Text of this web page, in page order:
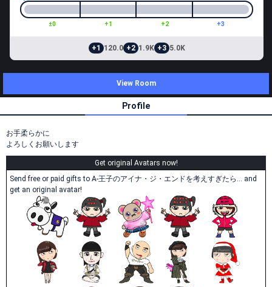
±0 +1 +2 +3
+1 120.0 +2 1.9K +3 5.0K
View Room
Profile
お手柔らかに
よろしくお願いします
Get original Avatars now!
Send free or paid gifts to A-王子のアイナ・ジ・エンドを考えすぎたら… and
get an original avatar!